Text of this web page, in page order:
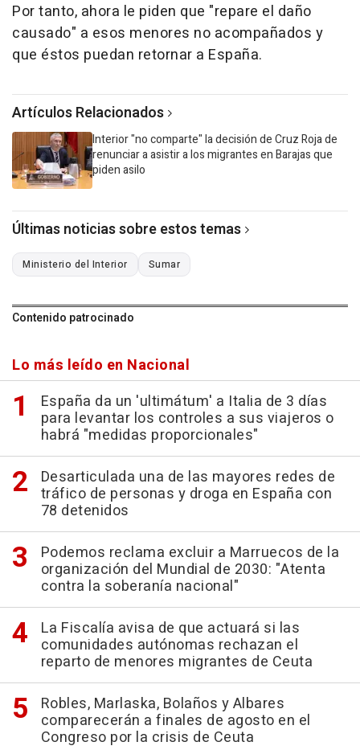
Por tanto, ahora le piden que "repare el daño
causado" a esos menores no acompañados y
que éstos puedan retornar a España.
Artículos Relacionados
Interior "no comparte" la decisión de Cruz Roja de
renunciar a asistir a los migrantes en Barajas que
piden asilo
Últimas noticias sobre estos temas
Ministerio del Interior Sumar
Contenido patrocinado
Lo más leído en Nacional
España da un 'ultimátum' a Italia de 3 días
para levantar los controles a sus viajeros o
habrá "medidas proporcionales"
Desarticulada una de las mayores redes de
tráfico de personas y droga en España con
78 detenidos
Podemos reclama excluir a Marruecos de la
organización del Mundial de 2030: "Atenta
contra la soberanía nacional"
La Fiscalía avisa de que actuará si las
comunidades autónomas rechazan el
reparto de menores migrantes de Ceuta
Robles, Marlaska, Bolaños y Albares
comparecerán a finales de agosto en el
Congreso por la crisis de Ceuta